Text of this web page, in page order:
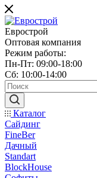
Еврострой
Оптовая компания
Режим работы:
Пн-Пт: 09:00-18:00
Сб: 10:00-14:00
Каталог
Сайдинг
FineBer
Дачный
Standart
BlockHouse